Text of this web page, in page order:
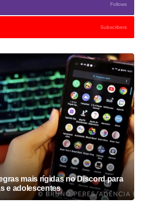
Follows
Subscribers
mais rígidas no Discord para
e adolescentes